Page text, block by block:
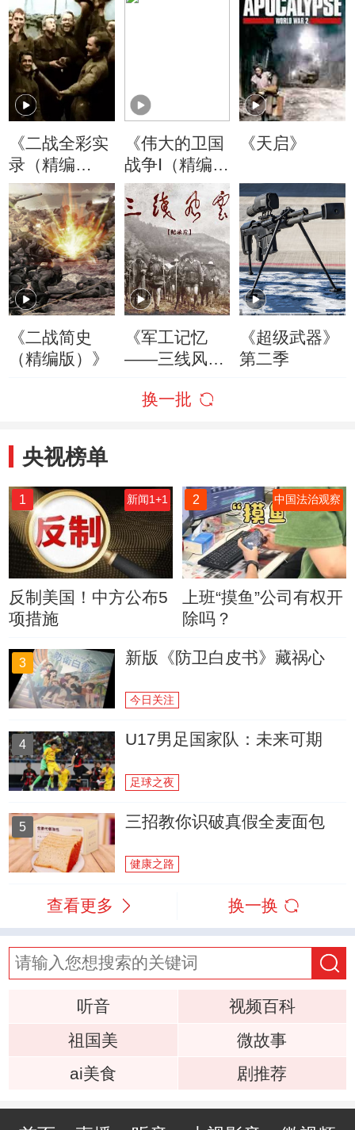
《二战全彩实
录（精编
版）》
《伟大的卫国
战争Ⅰ（精编
版）》
《天启》
《二战简史
（精编版）》
《军工记忆
——三线风
《超级武器》
第二季
换一批
央视榜单
1 新闻1+1
反制美国！中方公布5
项措施
2 中国法治观察
上班“摸鱼”公司有权开
除吗？
3 新版《防卫白皮书》藏祸心
今日关注
4 U17男足国家队：未来可期
足球之夜
5 三招教你识破真假全麦面包
健康之路
查看更多 换一换
听音
视频百科
祖国美
微故事
ai美食
剧推荐